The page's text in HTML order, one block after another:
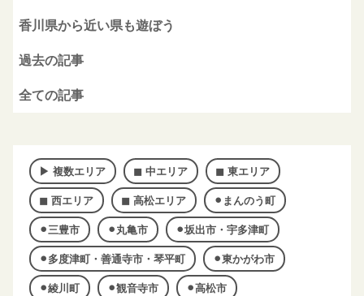
香川県から近い県も遊ぼう
過去の記事
全ての記事
▶︎ 複数エリア ◼︎ 中エリア ◼︎ 東エリア
◼︎ 西エリア ◼︎ 高松エリア ⚫︎まんのう町
⚫︎三豊市 ⚫︎丸亀市 ⚫︎坂出市・宇多津町
⚫︎多度津町・善通寺市・琴平町 ⚫︎東かがわ市
⚫︎綾川町 ⚫︎観音寺市 ⚫︎高松市